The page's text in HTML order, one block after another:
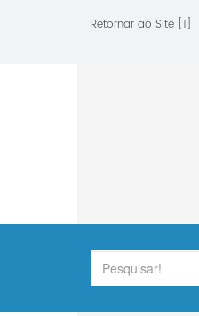
Retornar ao Site [1]